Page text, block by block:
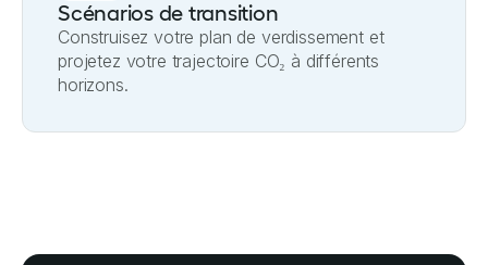
Scénarios de transition
Construisez votre plan de verdissement et
projetez votre trajectoire CO₂ à différents
horizons.